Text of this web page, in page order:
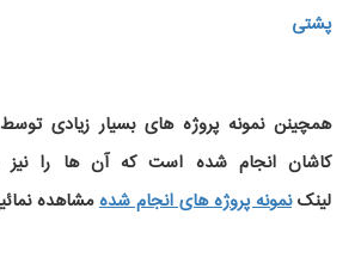
پشتی
همچینننمونه پروژه های بسیار زیادی
کاشان انجام شده است که آن ها را نیز
لینکنمونه پروژه های انجام شدهمشاهده